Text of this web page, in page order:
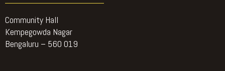
Community Hall
Kempegowda Nagar
Bengaluru – 560 019